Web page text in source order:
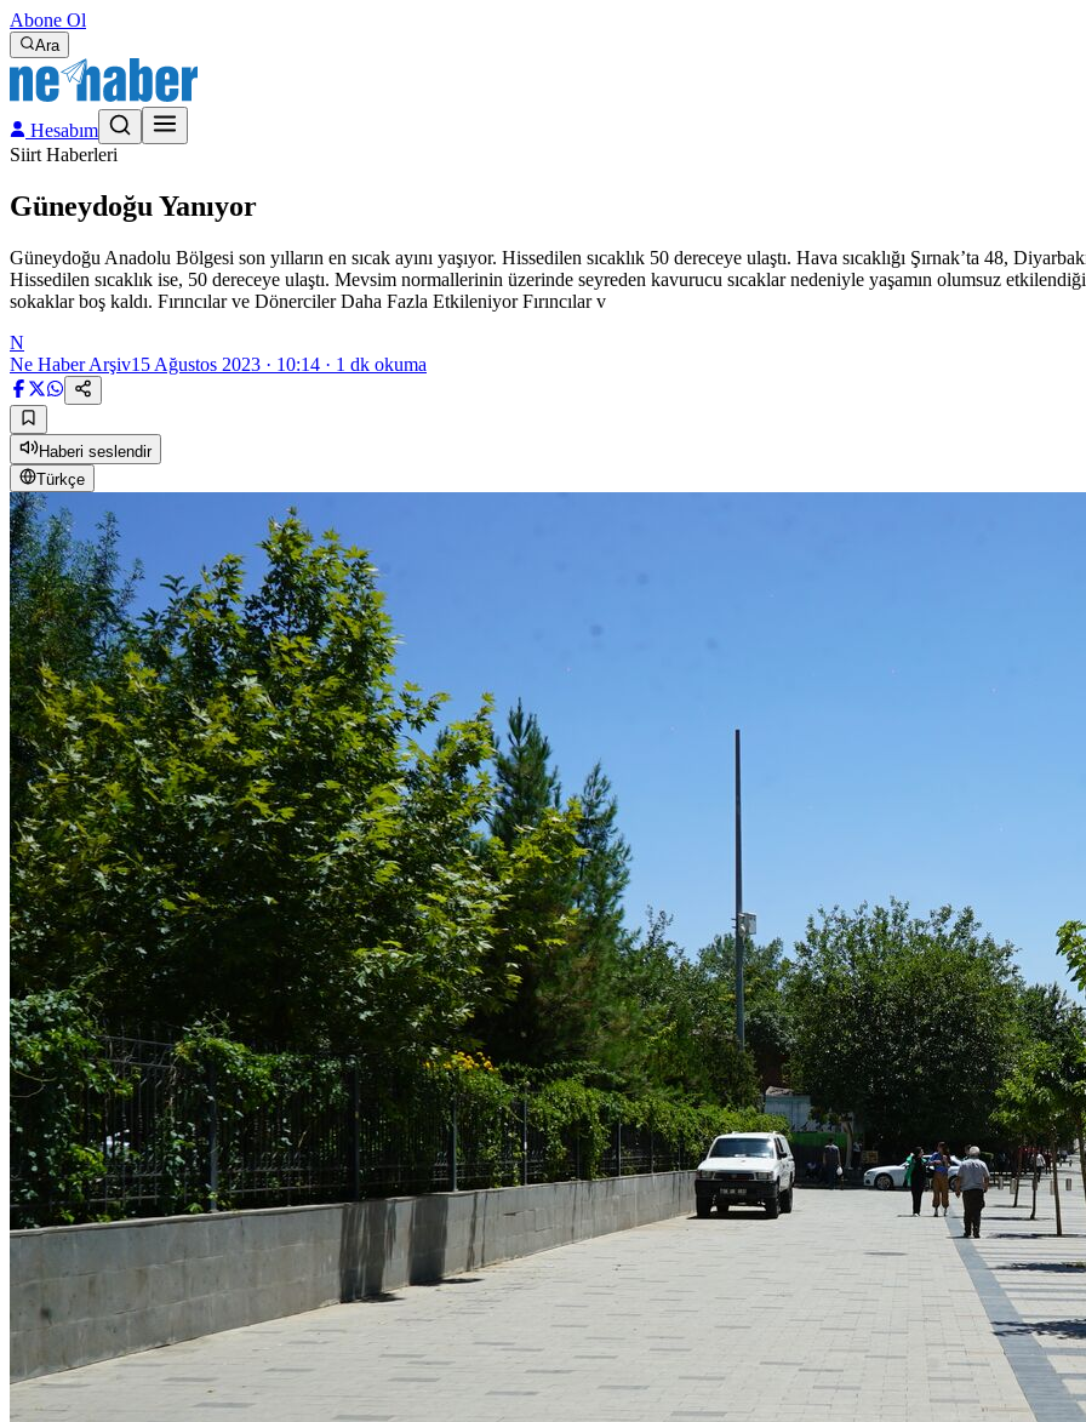
Abone Ol
Ara
Hesabım
Siirt Haberleri
Güneydoğu Yanıyor
Güneydoğu Anadolu Bölgesi son yılların en sıcak ayını yaşıyor. Hissedilen sıcaklık 50 dereceye ulaştı. Hava sıcaklığı Şırnak’ta 48,
Hissedilen sıcaklık ise, 50 dereceye ulaştı. Mevsim normallerinin üzerinde seyreden kavurucu sıcaklar nedeniyle yaşamın olumsuz
sokaklar boş kaldı. Fırıncılar ve Dönerciler Daha Fazla Etkileniyor Fırıncılar v
N
Ne Haber Arşiv15 Ağustos 2023 · 10:14 · 1 dk okuma
Haberi seslendir
Türkçe